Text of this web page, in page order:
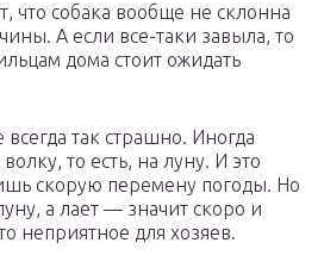
что собака вообще не склонна
А если все-таки завыла, то
дома стоит ожидать
так страшно. Иногда
то есть, на луну. И это
скорую перемену погоды. Но
а лает — значит скоро и
неприятное для хозяев.